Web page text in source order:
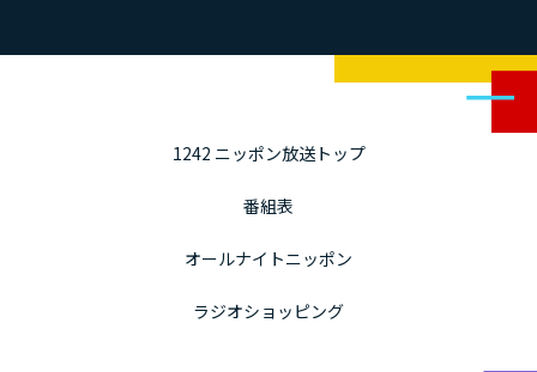
1242 ニッポン放送トップ
番組表
オールナイトニッポン
ラジオショッピング